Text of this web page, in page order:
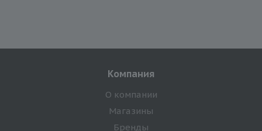
Компания
О компании
Магазины
Бренды